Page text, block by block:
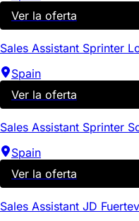
Ver la oferta
Sales Assistant Sprinter
Spain
Ver la oferta
Sales Assistant Sprinter
Spain
Ver la oferta
Sales Assistant JD